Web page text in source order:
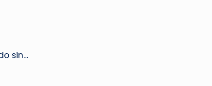
sin…